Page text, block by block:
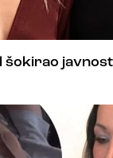
šokirao